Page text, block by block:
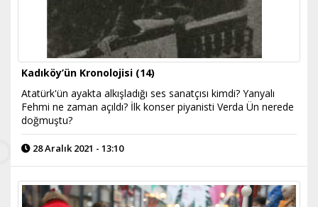
Kadıköy’ün Kronolojisi (14)
Atatürk'ün ayakta alkışladığı ses sanatçısı kimdi? Yanyalı
Fehmi ne zaman açıldı? İlk konser piyanisti Verda Ün nerede
doğmuştu?
28 Aralık 2021 - 13:10